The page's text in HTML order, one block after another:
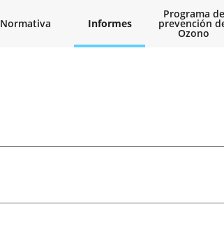
Normativa Informes
Programa de
prevención
Ozono